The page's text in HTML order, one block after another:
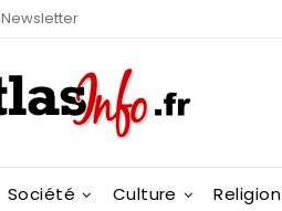
Newsletter
Société Culture Religion